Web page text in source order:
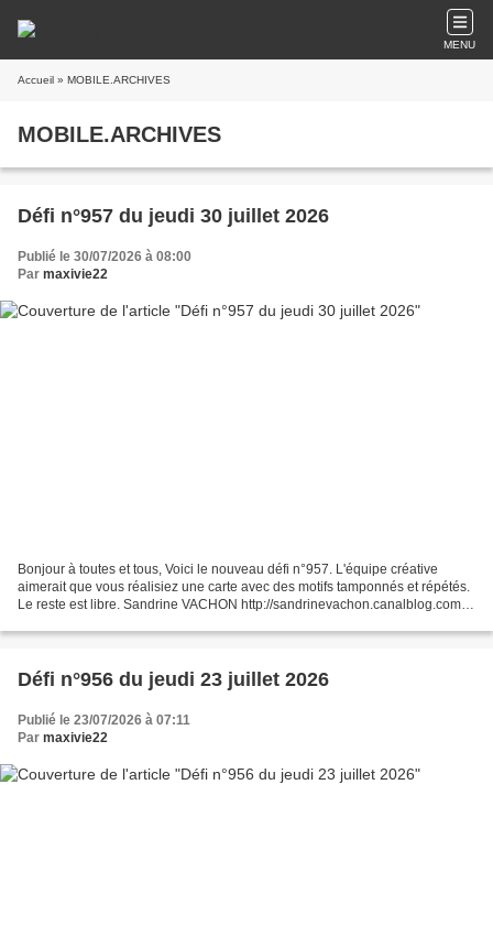
MENU
Accueil » MOBILE.ARCHIVES
MOBILE.ARCHIVES
Défi n°957 du jeudi 30 juillet 2026
Publié le 30/07/2026 à 08:00
Par maxivie22
Bonjour à toutes et tous, Voici le nouveau défi n°957. L'équipe créative
aimerait que vous réalisiez une carte avec des motifs tamponnés et répétés.
Le reste est libre. Sandrine VACHON http://sandrinevachon.canalblog.com
Défi n°956 du jeudi 23 juillet 2026
Publié le 23/07/2026 à 07:11
Par maxivie22